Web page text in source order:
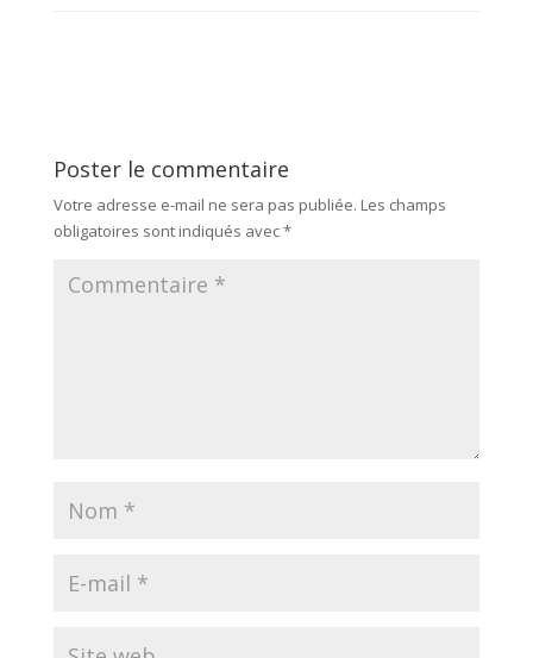
Poster le commentaire
Votre adresse e-mail ne sera pas publiée. Les champs
obligatoires sont indiqués avec*